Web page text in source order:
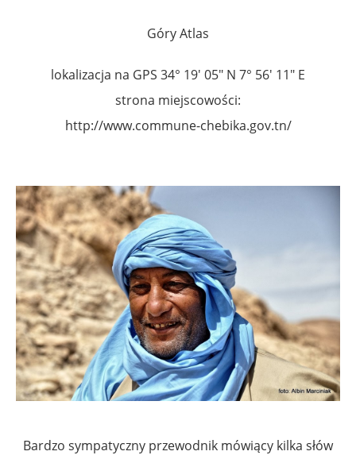
Góry Atlas
lokalizacja na GPS 34° 19′ 05″ N 7° 56′ 11″ E
strona miejscowości:
http://www.commune-chebika.gov.tn/
Bardzo sympatyczny przewodnik mówiący kilka słów